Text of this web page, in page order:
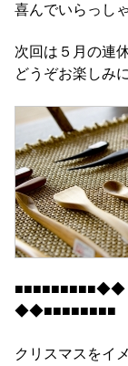
喜んでいらっし
次回は５月の連
どうぞお楽しみに
■■■■■■■■■◆◆
◆◆■■■■■■■■
クリスマスをイ